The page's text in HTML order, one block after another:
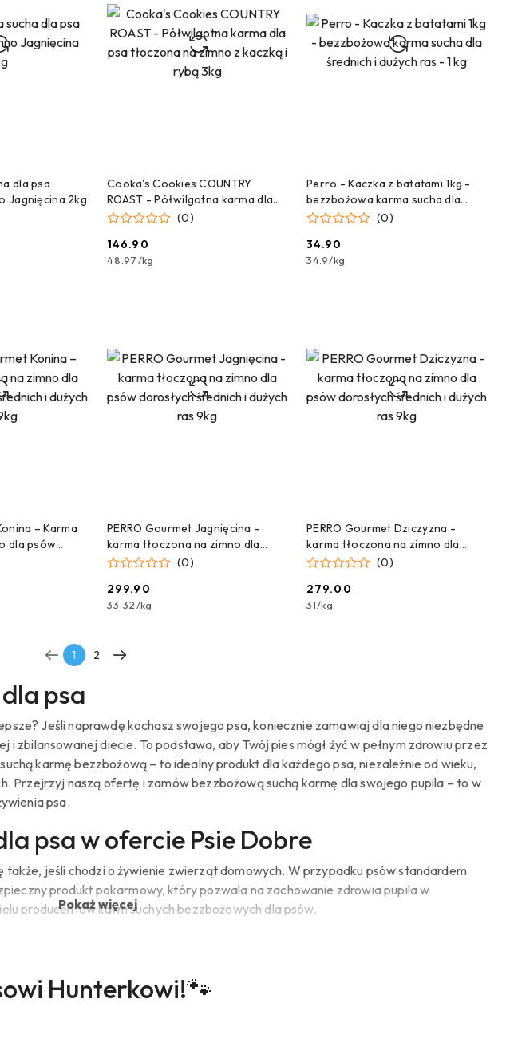
dla psa
Jagnięcina 2kg
Cooka's Cookies COUNTRY
ROAST - Półwilgotna karma dla
psa tłoczona na zimno z kaczką i
(0)
Cena:
146.90
48.97/kg
Perro - Kaczka z batatami 1kg -
bezzbożowa karma sucha dla
średnich i dużych ras - 1 kg
(0)
Cena:
34.90
34.9/kg
– Karma
dla psów
i dużych ras
PERRO Gourmet Jagnięcina -
karma tłoczona na zimno dla
psów dorosłych średnich i dużych
(0)
Cena:
299.90
33.32/kg
PERRO Gourmet Dziczyzna -
karma tłoczona na zimno dla
psów dorosłych średnich i dużych
(0)
Cena:
279.00
31/kg
1 2
psa
Jeśli naprawdę kochasz swojego psa, koniecznie zamawiaj dla niego niezbędne
zbilansowanej diecie. To podstawa, aby Twój pies mógł żyć w pełnym zdrowiu przez
karmę bezzbożową – to idealny produkt dla każdego psa, niezależnie od wieku,
Przejrzyj naszą ofertę i zamów bezzbożową suchą karmę dla swojego pupila – to w
psa.
psa w ofercie Psie Dobre
także, jeśli chodzi o żywienie zwierząt domowych. W przypadku psów standardem
produkt pokarmowy, który pozwala na zachowanie zdrowia pupila w
producentów karm suchych bezzbożowych dla psów.
chrupki są pozbawione zapychających zbóż, które mogą powodować zaparcia, a
Pokaż więcej
Hunterkowi!🐾